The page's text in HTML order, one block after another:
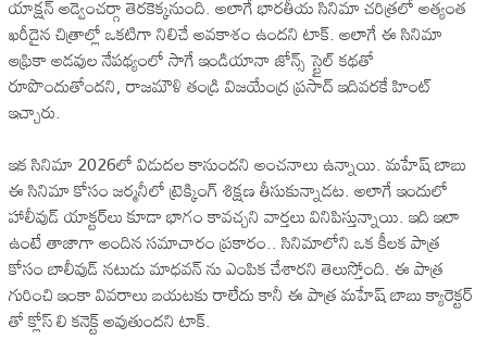
యాక్షన్ అడ్వెంచర్గా తెరకెక్కనుంది. అలాగే భారతీయ సినిమా చరిత్రలో అత్యంత
ఖరీదైన చిత్రాల్లో ఒకటిగా నిలిచే అవకాశం ఉందని టాక్. అలాగే ఈ సినిమా
ఆఫ్రికా అడవుల నేపథ్యంలో సాగే ఇండియానా జోన్స్ స్టైల్ కథతో
రూపొందుతోందని, రాజమౌళి తండ్రి విజయేంద్ర ప్రసాద్ ఇదివరకే హింట్
ఇచ్చారు.
ఇక సినిమా 2026లో విడుదల కానుందని అంచనాలు ఉన్నాయి. మహేష్ బాబు
ఈ సినిమా కోసం జర్మనీలో ట్రెక్కింగ్ శిక్షణ తీసుకున్నాడట. అలాగే ఇందులో
హాలీవుడ్ యాక్టర్‌లు కూడా భాగం కావచ్చని వార్తలు వినిపిస్తున్నాయి. ఇది ఇలా
ఉంటే తాజాగా అందిన సమాచారం ప్రకారం.. సినిమాలోని ఒక కీలక పాత్ర
కోసం బాలీవుడ్ నటుడు మాధవన్‌ ను ఎంపిక చేశారని తెలుస్తోంది. ఈ పాత్ర
గురించి ఇంకా వివరాలు బయటకు రాలేదు కానీ ఈ పాత్ర మహేష్ బాబు క్యారెక్టర్‌
తో క్లోస్‌ లి కనెక్ట్ అవుతుందని టాక్.